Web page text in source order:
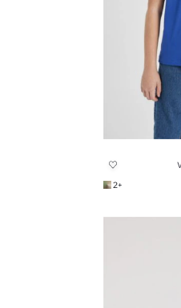
+2